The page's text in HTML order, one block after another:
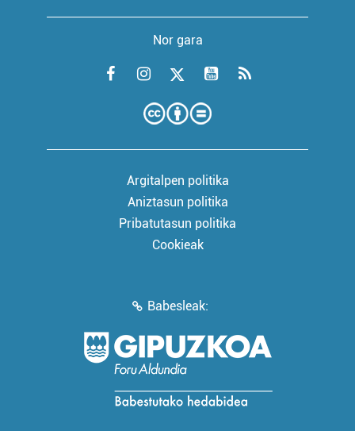
Nor gara
Argitalpen politika
Aniztasun politika
Pribatutasun politika
Cookieak
Babesleak: